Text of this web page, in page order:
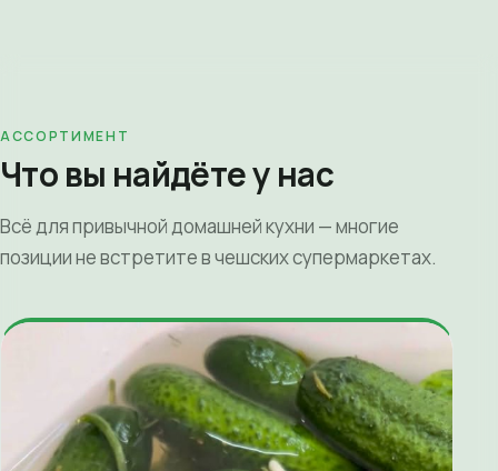
АССОРТИМЕНТ
Что вы найдёте у нас
Всё для привычной домашней кухни — многие
позиции не встретите в чешских супермаркетах.